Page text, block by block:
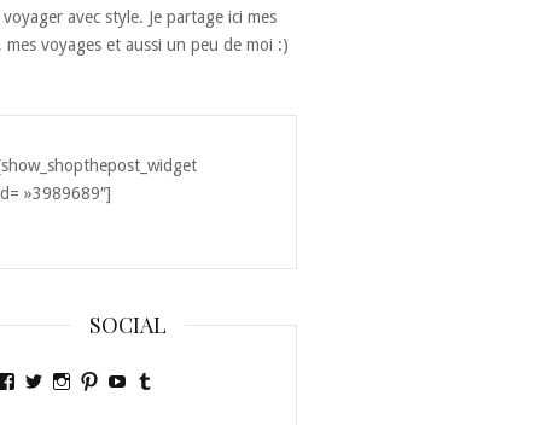
avec style. Je partage ici mes
mes voyages et aussi un peu de moi :)
»3989689″]
SOCIAL
VoirVoirVoirVoirVoir